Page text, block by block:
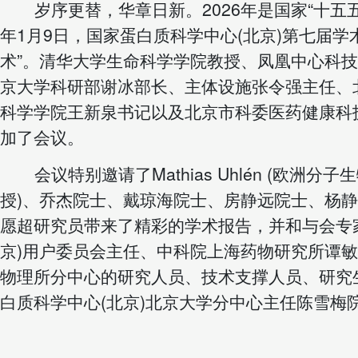
岁序更替，华章日新。 2026年是国家“十五
年1 月9日，国家蛋白质科学中心(北京)第七届学
术”。清华大学生命科学学院教授、凤凰中心科
京大学科研部谢冰部长、主体设施张令强主任
科学学院王新泉书记以及北京市科委医药健康
加了会议。
会议特别邀请了Mathias Uhlén (欧洲分子
授)、乔杰院士、戴琼海院士、房静远院士、 杨
愿超研究员带来了精彩的学术报告，并和与会
京)用户委员会主任、中科院上海药物研究所谭
物理所分中心的研究人员、技术支撑人员、研
白质科学中心(北京)北京大学分中心主任陈雪梅